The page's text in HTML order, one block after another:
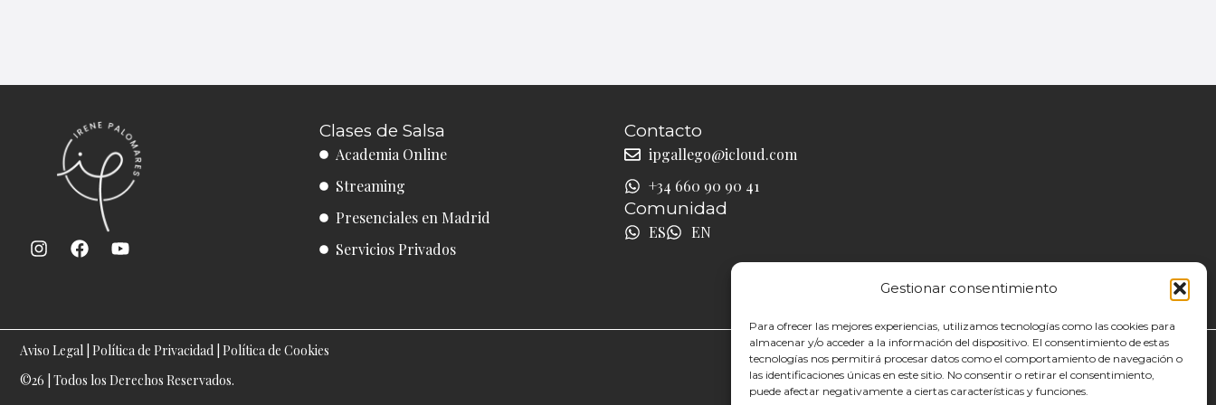
Gestionar consentimiento
Para ofrecer las mejores experiencias, utilizamos tecnologías como las cookies para
almacenar y/o acceder a la información del dispositivo. El consentimiento de estas
tecnologías nos permitirá procesar datos como el comportamiento de navegación o
las identificaciones únicas en este sitio. No consentir o retirar el consentimiento,
puede afectar negativamente a ciertas características y funciones.
I
n
g
r
m
F
a
o
o
Y
o
b
e
Clases de Salsa
Academia Online
Streaming
Presenciales en Madrid
Servicios Privados
Contacto
ipgallego@icloud.com
+34 660 90 90 41
Comunidad
ES EN
Aviso Legal Política de Privacidad Política de Cookies
©26 | Todos los Derechos Reservados.